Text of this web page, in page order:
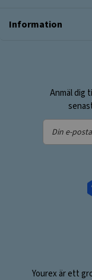
Information
Anmäl dig
Din
e-
Yourex är ett